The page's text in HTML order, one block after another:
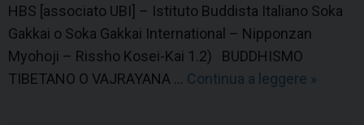
HBS [associato UBI] – Istituto Buddista Italiano Soka
Gakkai o Soka Gakkai International – Nipponzan
Myohoji – Rissho Kosei-Kai 1.2) BUDDHISMO
TIBETANO O VAJRAYANA … Continua a leggere B
»